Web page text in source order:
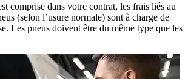
comprise dans votre contrat, les frais liés au
(selon l’usure normale) sont à charge de
Les pneus doivent être du même type que les